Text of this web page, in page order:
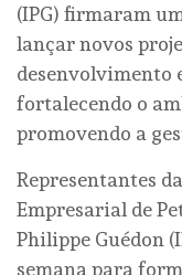
(IPG) firmaram
lançar novos
desenvolvimento
fortalecendo o
promovendo a
Representantes
Empresarial de
Philippe Guédon
semana para